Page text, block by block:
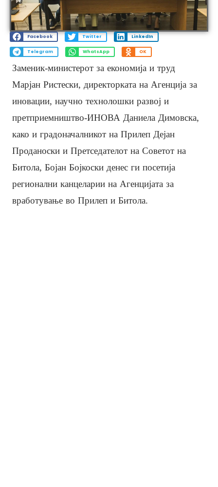
Facebook Twitter LinkedIn
Telegram WhatsApp OK
Заменик-министерот за економија и труд
Марјан Ристески, директорката на Агенција за
иновации, научно технолошки развој и
претприемништво-ИНОВА Даниела Димовска,
како и градоначалникот на Прилеп Дејан
Проданоски и Претседателот на Советот на
Битола, Бојан Бојкоски денес ги посетија
регионални канцеларии на Агенцијата за
вработување во Прилеп и Битола.